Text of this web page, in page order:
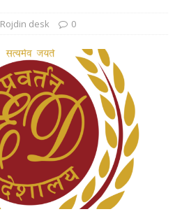
Rojdin desk 0